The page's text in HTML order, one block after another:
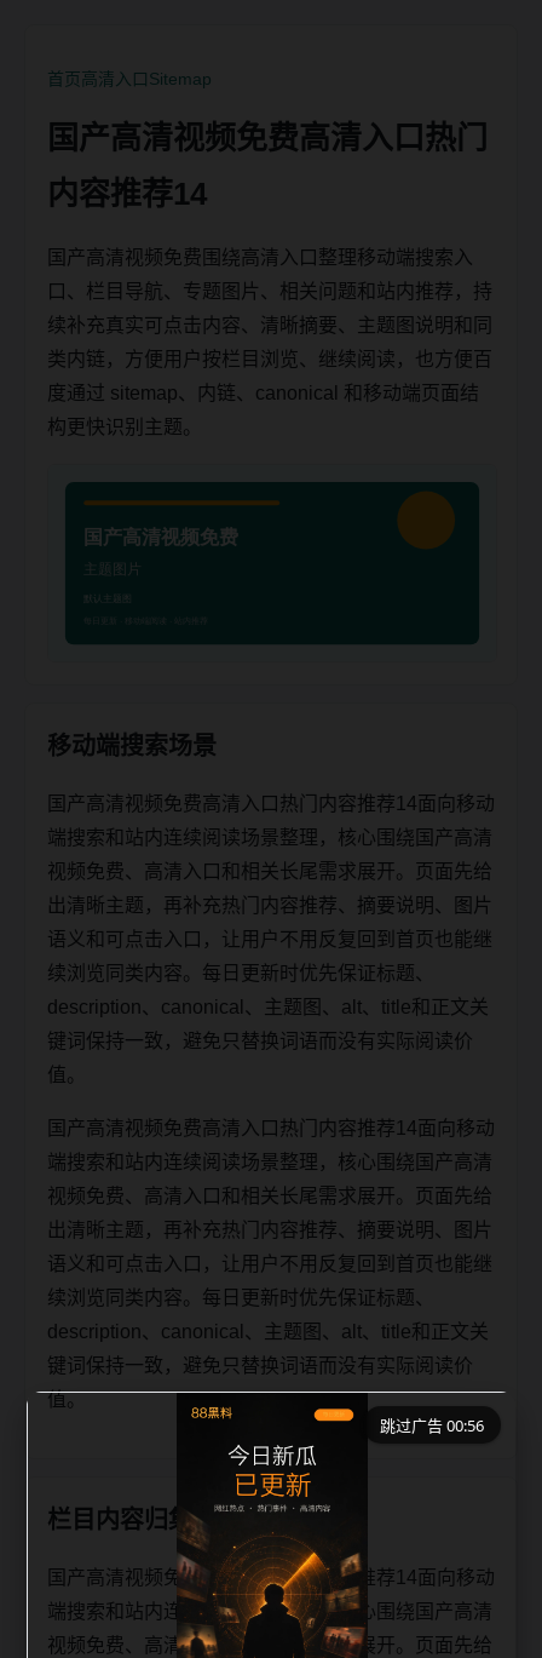
首页高清入口Sitemap
国产高清视频免费高清入口热门
内容推荐14
国产高清视频免费围绕高清入口整理移动端搜索入
口、栏目导航、专题图片、相关问题和站内推荐，持
续补充真实可点击内容、清晰摘要、主题图说明和同
类内链，方便用户按栏目浏览、继续阅读，也方便百
度通过 sitemap、内链、canonical 和移动端页面结
构更快识别主题。
移动端搜索场景
国产高清视频免费高清入口热门内容推荐14面向移动
端搜索和站内连续阅读场景整理，核心围绕国产高清
视频免费、高清入口和相关长尾需求展开。页面先给
出清晰主题，再补充热门内容推荐、摘要说明、图片
语义和可点击入口，让用户不用反复回到首页也能继
续浏览同类内容。每日更新时优先保证标题、
description、canonical、主题图、alt、title和正文关
键词保持一致，避免只替换词语而没有实际阅读价
值。
国产高清视频免费高清入口热门内容推荐14面向移动
端搜索和站内连续阅读场景整理，核心围绕国产高清
视频免费、高清入口和相关长尾需求展开。页面先给
出清晰主题，再补充热门内容推荐、摘要说明、图片
语义和可点击入口，让用户不用反复回到首页也能继
续浏览同类内容。每日更新时优先保证标题、
description、canonical、主题图、alt、title和正文关
键词保持一致，避免只替换词语而没有实际阅读价
值。
栏目内容归集
国产高清视频免费高清入口热门内容推荐14面向移动
端搜索和站内连续阅读场景整理，核心围绕国产高清
视频免费、高清入口和相关长尾需求展开。页面先给
跳过广告 00:56